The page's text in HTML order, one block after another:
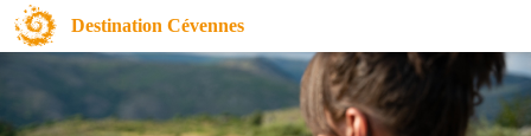
Destination Cévennes
Valat du Collet
© Antonin Michaud-Soret - Ahstudio